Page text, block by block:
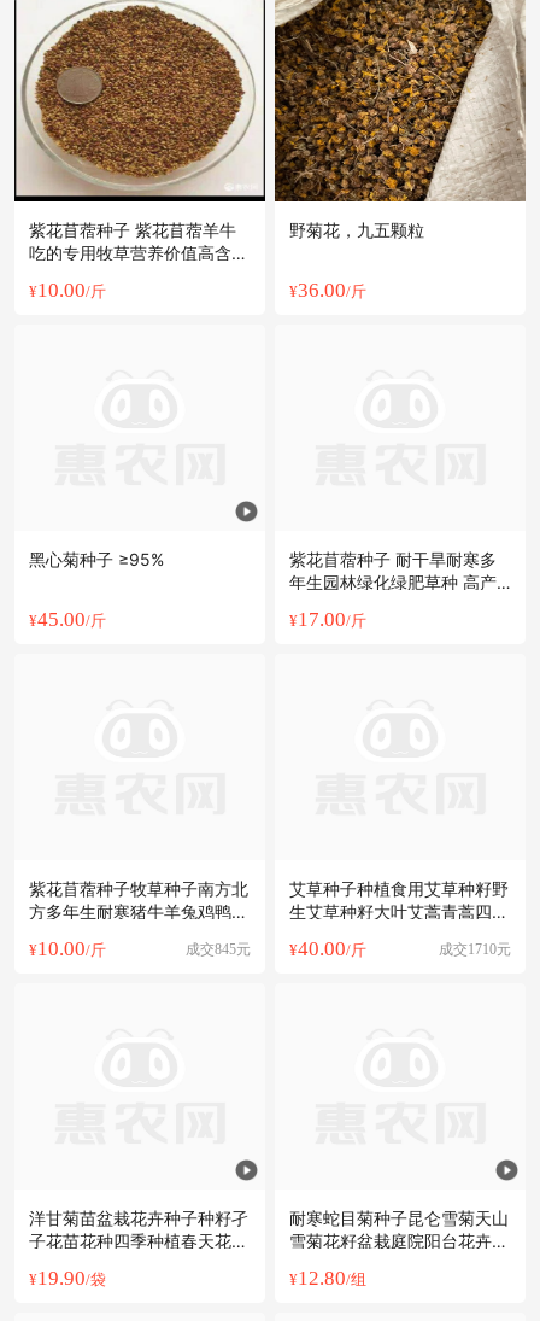
紫花苜蓿种子 紫花苜蓿羊牛
吃的专用牧草营养价值高含多
¥10.00/斤
野菊花，九五颗粒
¥36.00/斤
黑心菊种子 ≥95%
¥45.00/斤
紫花苜蓿种子 耐干旱耐寒多
年生园林绿化绿肥草种 高产
¥17.00/斤
紫花苜蓿种子牧草种子南方北
方多年生耐寒猪牛羊兔鸡鸭鱼
¥10.00/斤 成交845元
艾草种子种植食用艾草种籽野
生艾草种籽大叶艾蒿青蒿四季
¥40.00/斤 成交1710元
洋甘菊苗盆栽花卉种子种籽孑
子花苗花种四季种植春天花籽
¥19.90/袋
耐寒蛇目菊种子昆仑雪菊天山
雪菊花籽盆栽庭院阳台花卉四
¥12.80/组